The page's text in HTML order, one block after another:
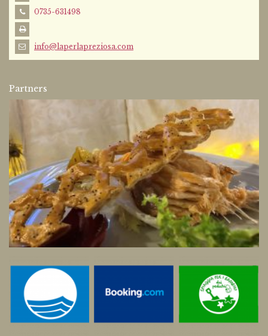
0735-631498
info@laperlapreziosa.com
Partners